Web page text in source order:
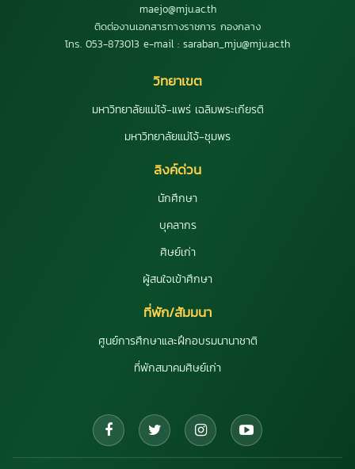
maejo@mju.ac.th
ติดต่องานเอกสารทางราชการ กองกลาง
โทร. 053-873013 e-mail : saraban_mju@mju.ac.th
วิทยาเขต
มหาวิทยาลัยแม่โจ้-แพร่ เฉลิมพระเกียรติ
มหาวิทยาลัยแม่โจ้-ชุมพร
ลิงค์ด่วน
นักศึกษา
บุคลากร
ศิษย์เก่า
ผู้สนใจเข้าศึกษา
ที่พัก/สัมมนา
ศูนย์การศึกษาและฝึกอบรมนานาชาติ
ที่พักสมาคมศิษย์เก่า